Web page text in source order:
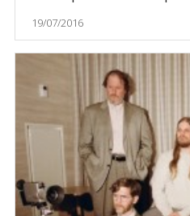
19/07/2016